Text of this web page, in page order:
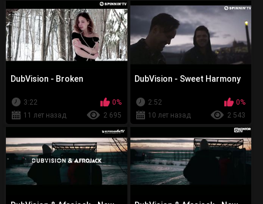
DubVision - Broken
3:22
0%
11 лет назад
2 695
DubVision - Sweet Harmony
2:52
0%
10 лет назад
2 543